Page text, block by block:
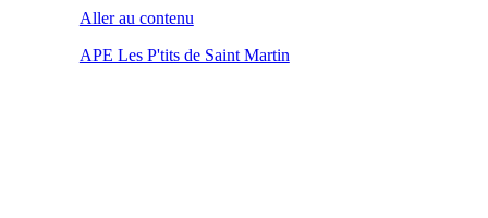
Aller au contenu
APE Les P'tits de Saint Martin